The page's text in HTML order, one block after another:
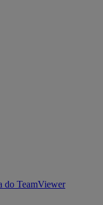
do TeamViewer